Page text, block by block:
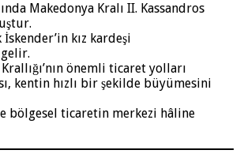
Makedonya Kralı II. Kassandros
kız kardeşi
gelir.
önemli ticaret yolları
kentin hızlı bir şekilde büyümesini
bölgesel ticaretin merkezi hâline